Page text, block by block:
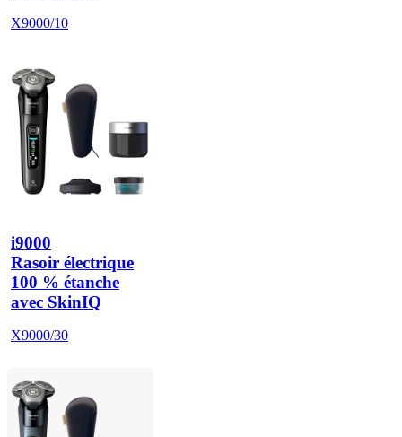
X9000/10
i9000
Rasoir électrique
100 % étanche
avec SkinIQ
X9000/30